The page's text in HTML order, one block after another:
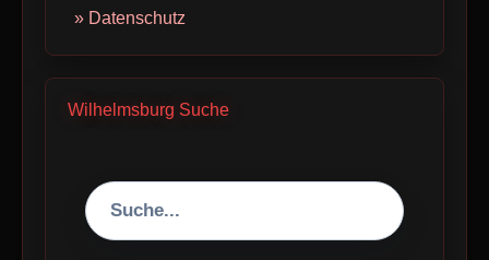
» Datenschutz
Wilhelmsburg Suche